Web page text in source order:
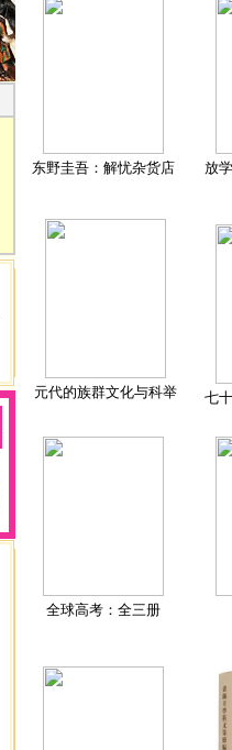
东野圭吾：解忧杂货店 放
元代的族群文化与科举 七
全球高考：全三册